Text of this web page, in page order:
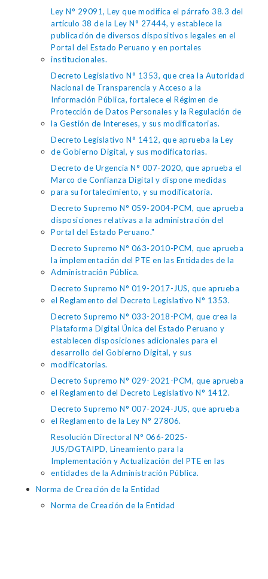
Ley N° 29091, Ley que modifica el párrafo 38.3 del
artículo 38 de la Ley N° 27444, y establece la
publicación de diversos dispositivos legales en el
Portal del Estado Peruano y en portales
institucionales.
Decreto Legislativo N° 1353, que crea la Autoridad
Nacional de Transparencia y Acceso a la
Información Pública, fortalece el Régimen de
Protección de Datos Personales y la Regulación de
la Gestión de Intereses, y sus modificatorias.
Decreto Legislativo N° 1412, que aprueba la Ley
de Gobierno Digital, y sus modificatorias.
Decreto de Urgencia N° 007-2020, que aprueba el
Marco de Confianza Digital y dispone medidas
para su fortalecimiento, y su modificatoria.
Decreto Supremo N° 059-2004-PCM, que aprueba
disposiciones relativas a la administración del
Portal del Estado Peruano."
Decreto Supremo N° 063-2010-PCM, que aprueba
la implementación del PTE en las Entidades de la
Administración Pública.
Decreto Supremo N° 019-2017-JUS, que aprueba
el Reglamento del Decreto Legislativo N° 1353.
Decreto Supremo N° 033-2018-PCM, que crea la
Plataforma Digital Única del Estado Peruano y
establecen disposiciones adicionales para el
desarrollo del Gobierno Digital, y sus
modificatorias.
Decreto Supremo N° 029-2021-PCM, que aprueba
el Reglamento del Decreto Legislativo N° 1412.
Decreto Supremo N° 007-2024-JUS, que aprueba
el Reglamento de la Ley N° 27806.
Resolución Directoral N° 066-2025-
JUS/DGTAIPD, Lineamiento para la
Implementación y Actualización del PTE en las
entidades de la Administración Pública.
Norma de Creación de la Entidad
Norma de Creación de la Entidad